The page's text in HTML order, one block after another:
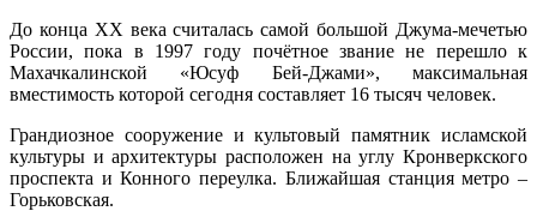
До конца ХХ века считалась самой большой Джума-мечетью
России, пока в 1997 году почётное звание не перешло к
Махачкалинской «Юсуф Бей-Джами», максимальная
вместимость которой сегодня составляет 16 тысяч человек.
Грандиозное сооружение и культовый памятник исламской
культуры и архитектуры расположен на углу Кронверкского
проспекта и Конного переулка. Ближайшая станция метро –
Горьковская.